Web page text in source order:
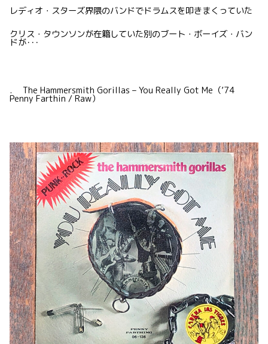
レディオ・スターズ界隈のバンドでドラムスを叩きまくっていた
クリス・タウンソンが在籍していた別のブート・ボーイズ・バン
ドが･･･
. The Hammersmith Gorillas – You Really Got Me（’74
Penny Farthin / Raw）